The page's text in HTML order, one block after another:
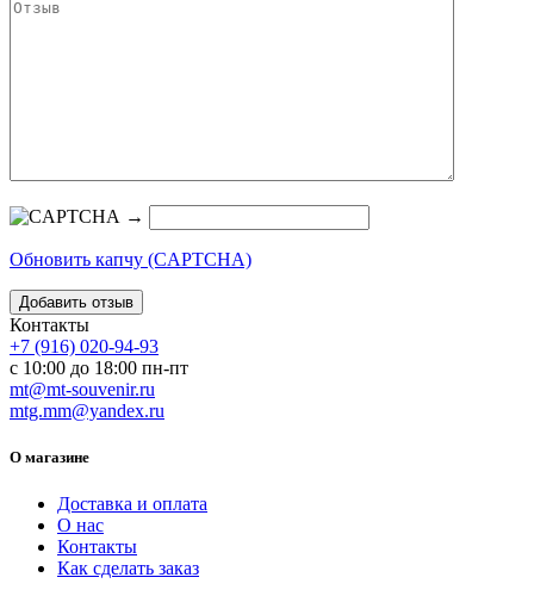
→
Обновить капчу (CAPTCHA)
Контакты
+7 (916) 020-94-93
с 10:00 до 18:00 пн-пт
mt@mt-souvenir.ru
mtg.mm@yandex.ru
О магазине
Доставка и оплата
О нас
Контакты
Как сделать заказ